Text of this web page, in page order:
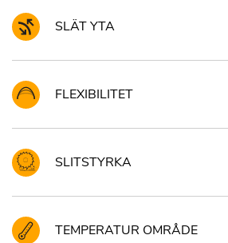
SLÄT YTA
FLEXIBILITET
SLITSTYRKA
TEMPERATUR OMRÅDE